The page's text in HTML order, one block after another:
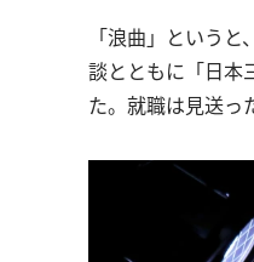
「浪曲」という
談とともに「日本
た。就職は見送っ